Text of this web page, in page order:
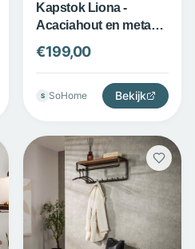
Kapstok Liona -
Acaciahout en metaal -
12 haken met plank en
roede - Zwart -
€199,00
S SoHome Bekijk